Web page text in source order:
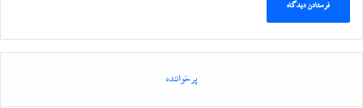
پرخواننده